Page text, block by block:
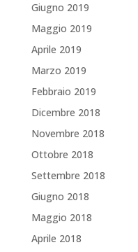
Giugno 2019
Maggio 2019
Aprile 2019
Marzo 2019
Febbraio 2019
Dicembre 2018
Novembre 2018
Ottobre 2018
Settembre 2018
Giugno 2018
Maggio 2018
Aprile 2018